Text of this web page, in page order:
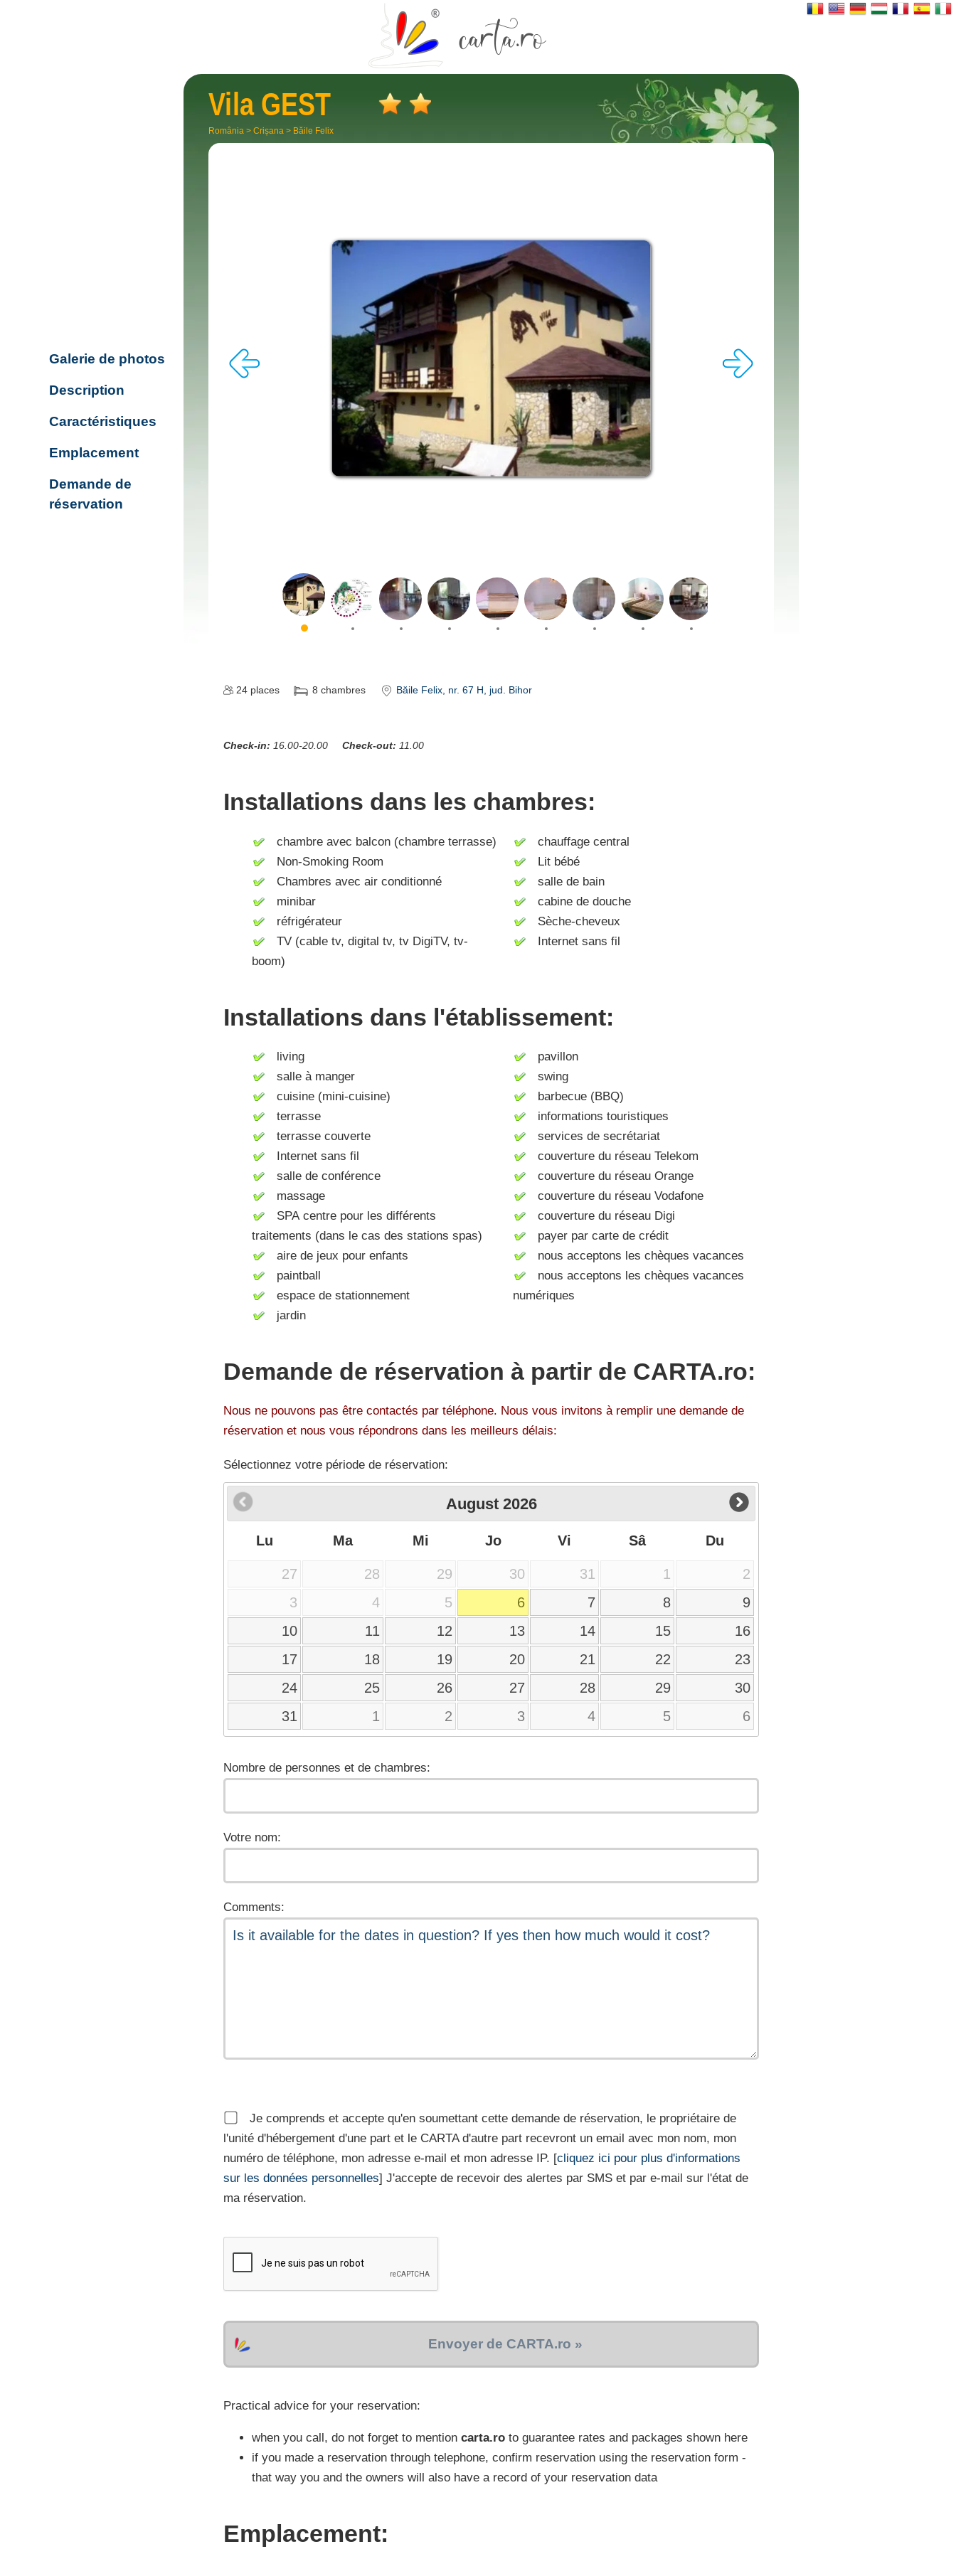
Vila GEST
România > Crișana > Băile Felix
24 places 8 chambres Băile Felix, nr. 67 H , jud. Bihor
Check-in: 16.00-20.00 Check-out: 11.00
Installations dans les chambres:
chambre avec balcon (chambre terrasse)
Non-Smoking Room
Chambres avec air conditionné
minibar
réfrigérateur
TV (cable tv, digital tv, tv DigiTV, tv-
boom)
chauffage central
Lit bébé
salle de bain
cabine de douche
Sèche-cheveux
Internet sans fil
Installations dans l'établissement:
living
salle à manger
cuisine (mini-cuisine)
terrasse
terrasse couverte
Internet sans fil
salle de conférence
massage
SPA centre pour les différents
traitements (dans le cas des stations spas)
aire de jeux pour enfants
paintball
espace de stationnement
jardin
pavillon
swing
barbecue (BBQ)
informations touristiques
services de secrétariat
couverture du réseau Telekom
couverture du réseau Orange
couverture du réseau Vodafone
couverture du réseau Digi
payer par carte de crédit
nous acceptons les chèques vacances
nous acceptons les chèques vacances
numériques
Demande de réservation à partir de CARTA.ro:
Nous ne pouvons pas être contactés par téléphone. Nous vous invitons à remplir une demande de
réservation et nous vous répondrons dans les meilleurs délais:
Sélectionnez votre période de réservation:
August 2026
Lu Ma Mi Jo Vi Sâ Du
27 28 29 30 31 1
2
3
4 5 6 7 8
9
10
11 12 13 14 15
16
17
18 19 20 21 22
23
24
25 26 27 28 29
30
31
1 2 3 4 5 6
Nombre de personnes et de chambres:
Votre nom:
Comments:
Je comprends et accepte qu'en soumettant cette demande de réservation, le propriétaire de
l'unité d'hébergement d'une part et le CARTA d'autre part recevront un email avec mon nom, mon
numéro de téléphone, mon adresse e-mail et mon adresse IP. [cliquez ici pour plus d'informations
sur les données personnelles] J'accepte de recevoir des alertes par SMS et par e-mail sur l'état de
ma réservation.
Envoyer de CARTA.ro »
Practical advice for your reservation:
when you call, do not forget to mention carta.ro to guarantee rates and packages shown here
if you made a reservation through telephone, confirm reservation using the reservation form -
that way you and the owners will also have a record of your reservation data
Emplacement:
Galerie de photos
Description
Caractéristiques
Emplacement
Demande de
réservation